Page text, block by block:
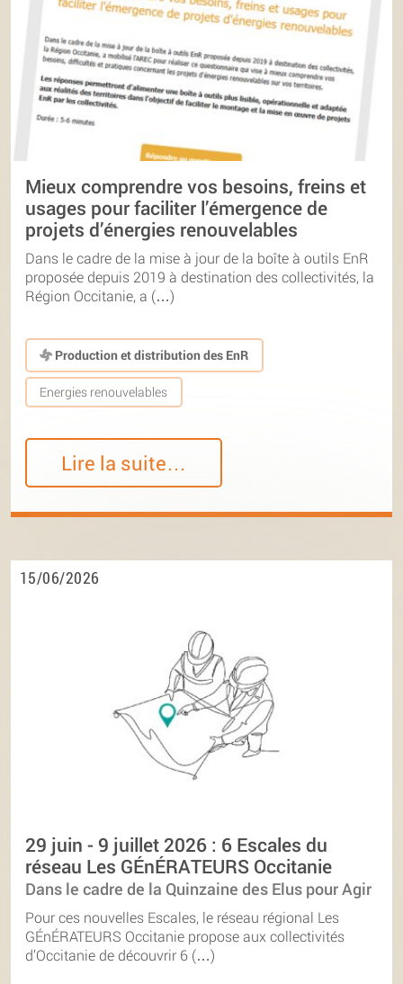
Mieux comprendre vos besoins, freins et
usages pour faciliter l’émergence de
projets d’énergies renouvelables
Dans le cadre de la mise à jour de la boîte à outils EnR
proposée depuis 2019 à destination des collectivités, la
Région Occitanie, a (…)
Production et distribution des EnR
Energies renouvelables
Lire la suite…
15/06/2026
29 juin - 9 juillet 2026 : 6 Escales du
réseau Les GÉnÉRATEURS Occitanie
Dans le cadre de la Quinzaine des Elus pour Agir
Pour ces nouvelles Escales, le réseau régional Les
GÉnÉRATEURS Occitanie propose aux collectivités
d’Occitanie de découvrir 6 (…)